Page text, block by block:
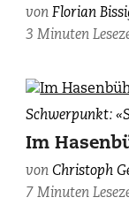
vonFlorian
3 Minuten
Christoph
fotografiert
von
Younès
Schwerpunkt:
Im
vonChristoph
7 Minuten